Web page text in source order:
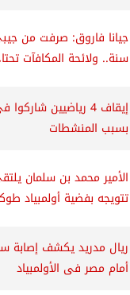
سنة.. ولائحة المكافآت
بسبب المنشطات
الأمير محمد بن سلمان
تتويجه بفضية أولمبياد
ريال مدريد يكشف إصابة
أمام مصر فى الأولمبياد